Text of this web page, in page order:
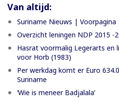
Van altijd:
Suriname Nieuws | Voorpagina
Overzicht leningen NDP 2015 -
Hasrat voormalig Legerarts
voor Horb (1983)
Per werkdag komt er Euro
Suriname
‘Wie is meneer Badjalala’